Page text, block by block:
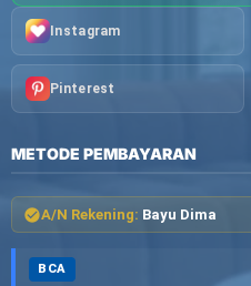
Instagram
Pinterest
METODE PEMBAYARAN
A/N Rekening: Bayu Dima
BCA